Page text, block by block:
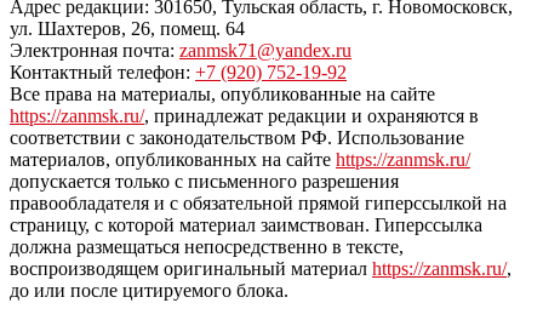
Адрес редакции: 301650, Тульская область, г. Новомосковск,
ул. Шахтеров, 26, помещ. 64
Электронная почта: zanmsk71@yandex.ru
Контактный телефон: +7 (920) 752-19-92
Все права на материалы, опубликованные на сайте
https://zanmsk.ru/, принадлежат редакции и охраняются в
соответствии с законодательством РФ. Использование
материалов, опубликованных на сайте https://zanmsk.ru/
допускается только с письменного разрешения
правообладателя и с обязательной прямой гиперссылкой на
страницу, с которой материал заимствован. Гиперссылка
должна размещаться непосредственно в тексте,
воспроизводящем оригинальный материал https://zanmsk.ru/,
до или после цитируемого блока.